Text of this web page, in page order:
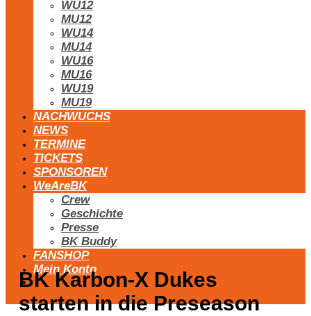
WU12
MU12
WU14
MU14
WU16
MU16
WU19
MU19
NACHWUCHS
NEWS
TERMINE
TICKETS
SPONSOREN
WeAreBK
Crew
Geschichte
Presse
BK Buddy
FANSHOP
Mein Konto
BK Karbon-X Dukes
starten in die Preseason